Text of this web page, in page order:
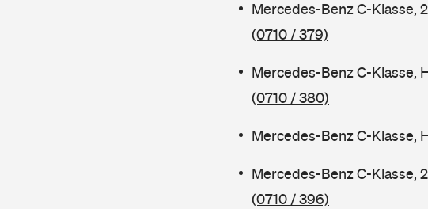
Mercedes-Benz C-Klasse,
(0710 / 379)
Mercedes-Benz C-Klasse,
(0710 / 380)
Mercedes-Benz C-Klasse,
Mercedes-Benz C-Klasse,
(0710 / 396)